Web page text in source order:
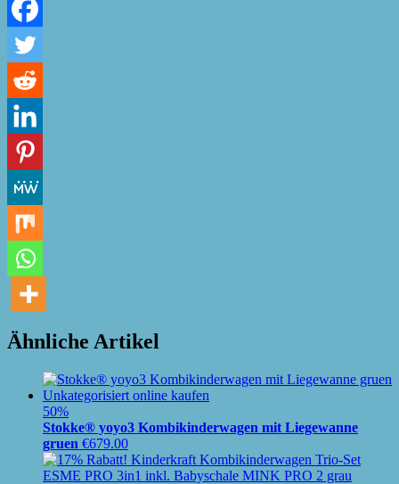
Ähnliche Artikel
50%
Stokke® yoyo3 Kombikinderwagen mit Liegewanne
gruen €679.00